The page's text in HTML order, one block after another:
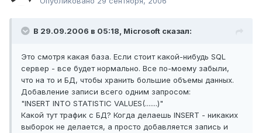
В 29.09.2006 в 05:18, Microsoft сказал:
Это смотря какая база. Если стоит какой-нибудь SQL
сервер - все будет нормально. Все по-моему забыли,
что на то и БД, чтобы хранить большие объемы данных.
Добавление записи всего одним запросом:
"INSERT INTO STATISTIC VALUES(.......)"
Какой тут трафик с БД? Когда делаешь INSERT - никаких
выборок не делается, а просто добавляется запись и